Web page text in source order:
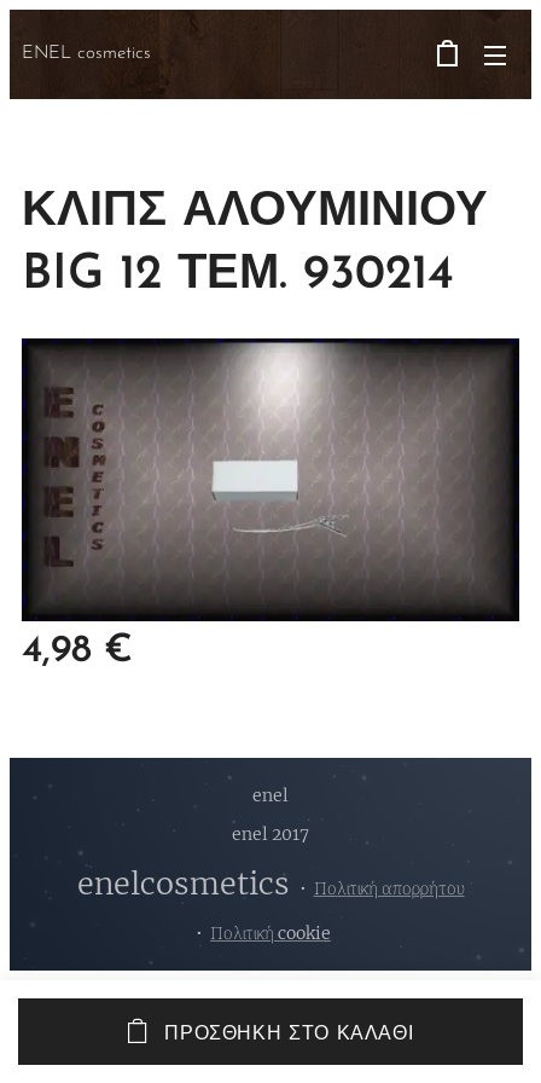
ENEL cosmetics
ΚΛΙΠΣ ΑΛΟΥΜΙΝΙΟΥ
BIG 12 ΤΕΜ. 930214
4,98 €
ΠΡΟΣΘΉΚΗ ΣΤΟ ΚΑΛΆΘΙ
enel
enel 2017
enelcosmetics Πολιτική απορρήτου
Πολιτική cookie